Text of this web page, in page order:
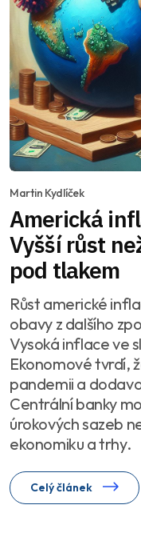
Martin Kydlíček
Americká
Vyšší růst
pod tlakem
Růst americké
obavy z dalšího
Vysoká inflace ve
Ekonomové tvrdí,
pandemii a
Centrální banky
úrokových sazeb
ekonomiku a trhy.
Celý článek